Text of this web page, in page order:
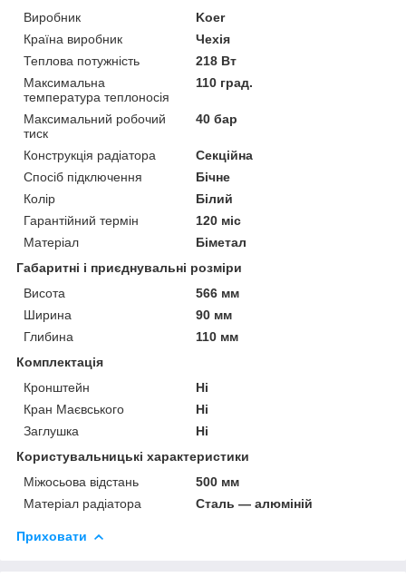
Виробник
Koer
Країна виробник
Чехія
Теплова потужність
218 Вт
Максимальна
температура теплоносія
110 град.
Максимальний робочий
тиск
40 бар
Конструкція радіатора
Секційна
Спосіб підключення
Бічне
Колір
Білий
Гарантійний термін
120 міс
Матеріал
Біметал
Габаритні і приєднувальні розміри
Висота
566 мм
Ширина
90 мм
Глибина
110 мм
Комплектація
Кронштейн
Ні
Кран Маєвського
Ні
Заглушка
Ні
Користувальницькі характеристики
Міжосьова відстань
500 мм
Матеріал радіатора
Сталь — алюміній
Приховати